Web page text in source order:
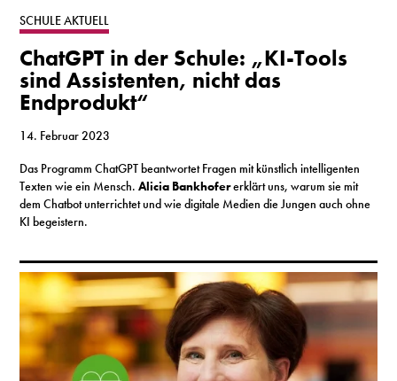
SCHULE AKTUELL
ChatGPT in der Schule: „KI-Tools
sind Assistenten, nicht das
Endprodukt“
14. Februar 2023
Das Programm ChatGPT beantwortet Fragen mit künstlich intelligenten
Texten wie ein Mensch.Alicia Bankhofererklärt uns, warum sie mit
dem Chatbot unterrichtet und wie digitale Medien die Jungen auch ohne
KI begeistern.